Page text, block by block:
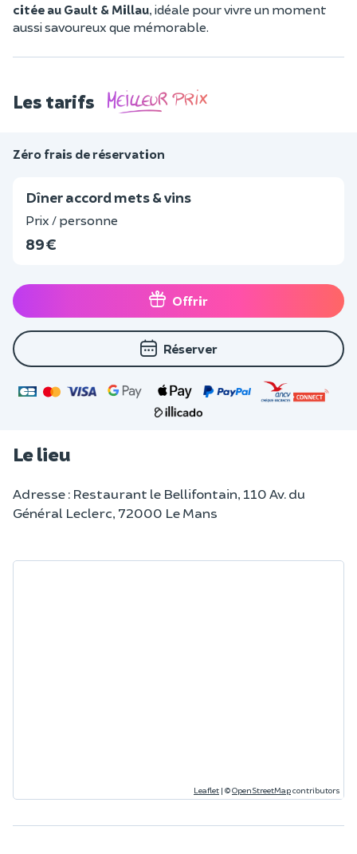
citée au Gault & Millau, idéale pour vivre un moment
aussi savoureux que mémorable.
Les tarifs
Zéro frais de réservation
Dîner accord mets & vins
Prix / personne
89 €
Offrir
Réserver
Le lieu
Adresse : Restaurant le Bellifontain, 110 Av. du
Général Leclerc, 72000 Le Mans
Leaflet | ©OpenStreetMapcontributors